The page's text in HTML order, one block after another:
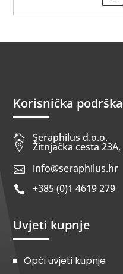
Korisnička podrška
 Seraphilus d.o.o.
 Žitnjačka cesta
 info@seraphilus.hr
 +385 (0)1 4619 279
Uvjeti kupnje
Opći uvjeti kupnje